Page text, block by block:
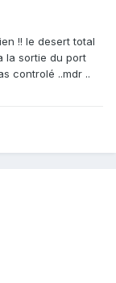
!! le desert total
la sortie du port
controlé ..mdr ..